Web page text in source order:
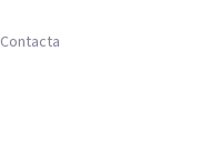
Contacta